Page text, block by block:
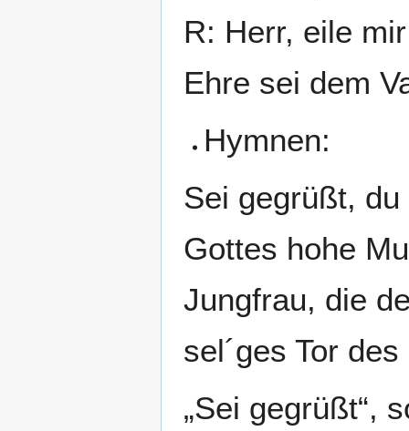
R: Herr, eile
Ehre sei dem
Hymnen:
Sei gegrüßt,
Gottes hohe
Jungfrau, die
sel´ges Tor
„Sei gegrüßt“,